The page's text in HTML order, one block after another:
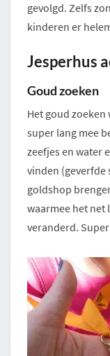
gevolgd. Zelfs
kinderen er
Jesperhus
Goud zoeken
Het goud zoeken
super lang mee
zeefjes en water
vinden (geverfde
goldshop
waarmee het net
veranderd.